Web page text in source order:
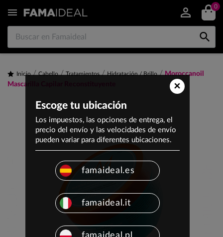
 0

Inicio Cabello Tratamientos Hidratación / Brillo
Moroccanoil
Mascarilla Capilar Reconstituyente
×
Escoge tu ubicación
Los impuestos, las opciones de entrega, el
precio del envío y las velocidades de envío
pueden variar para diferentes ubicaciones.
famaideal.es
famaideal.it